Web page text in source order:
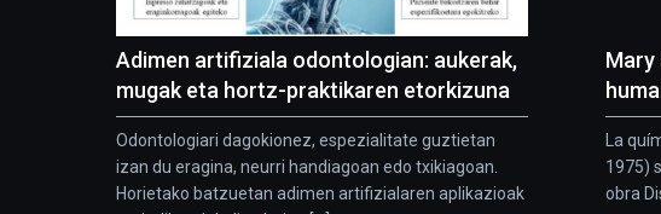
Adimen artifiziala odontologian: aukerak,
mugak eta hortz-praktikaren etorkizuna
Odontologiari dagokionez, espezialitate guztietan
izan du eragina, neurri handiagoan edo txikiagoan.
Horietako batzuetan adimen artifizialaren aplikazioak
Mary
La
1975)
obra